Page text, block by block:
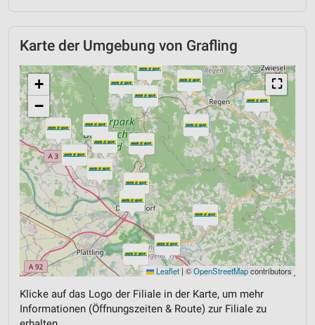
Karte der Umgebung von Grafling
⛶
+
−
Leaflet | ©OpenStreetMapcontributors
Klicke auf das Logo der Filiale in der Karte, um mehr
Informationen (Öffnungszeiten & Route) zur Filiale zu